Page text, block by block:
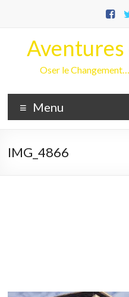
Oser le
Menu
IMG_4866